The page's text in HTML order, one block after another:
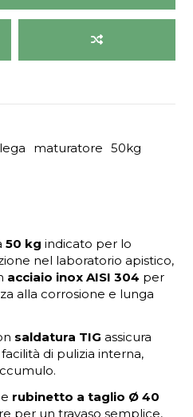
lega maturatore 50kg
50 kg indicato per lo
nel laboratorio apistico,
acciaio inox AISI 304 per
alla corrosione e lunga
saldatura TIG assicura
di pulizia interna,
e rubinetto a taglio Ø 40
per un travaso semplice,